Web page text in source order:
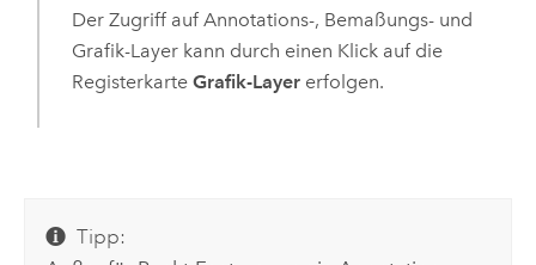
Der Zugriff auf Annotations-, Bemaßungs- und
Grafik-Layer kann durch einen Klick auf die
Registerkarte Grafik-Layererfolgen.
Tipp: